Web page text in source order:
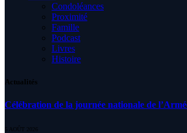
Condoléances
Proximité
Famille
Podcast
Livres
Histoire
Actualités
Célébration de la journée nationale de
5 AOÛT 2026